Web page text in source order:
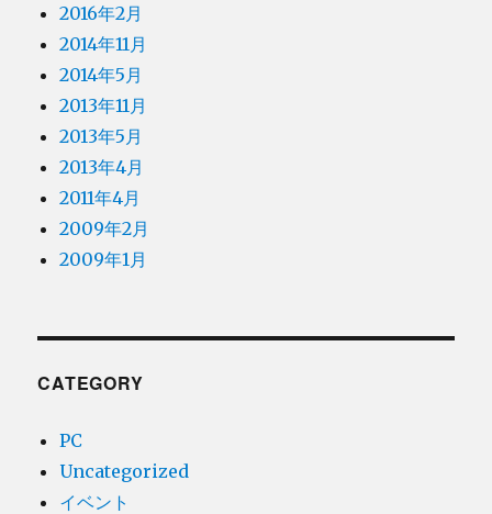
2016年2月
2014年11月
2014年5月
2013年11月
2013年5月
2013年4月
2011年4月
2009年2月
2009年1月
CATEGORY
PC
Uncategorized
イベント